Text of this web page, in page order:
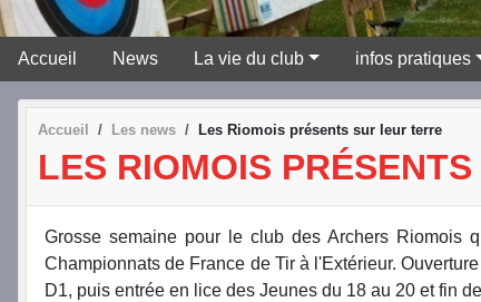
Accueil News La vie du club infos pratiques
Accueil Les news Les Riomois présents sur leur terre
LES RIOMOIS
Grosse semaine pour le club des Archers Riomois
Championnats de France de Tir à l'Extérieur.
D1, puis entrée en lice des Jeunes du 18 au 20 et fin